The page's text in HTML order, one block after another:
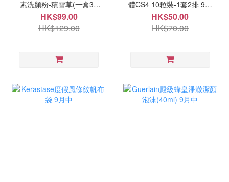
素洗顏粉-積雪草(一盒32
粒) 9月中
HK$99.00
HK$129.00
體CS4 10粒裝-1套2排 9月
中
HK$50.00
HK$70.00